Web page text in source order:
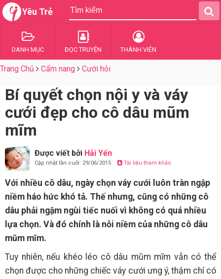
Yêu Trẻ
DANH MỤC ĐỌC TRUYỆN THÀNH VIÊN
Trang Chủ Cẩm nang Cưới hỏi
Bí quyết chọn nội y và váy
cưới đẹp cho cô dâu mũm
mĩm
Được viết bởi Hải Yến
Cập nhật lần cuối: 29/06/2015 Tài liệu tham khảo
Với nhiều cô dâu, ngày chọn váy cưới luôn tràn ngập
niềm háo hức khó tả. Thế nhưng, cũng có những cô
dâu phải ngậm ngùi tiếc nuối vì không có quá nhiều
lựa chọn. Và đó chính là nỗi niềm của những cô dâu
mũm mĩm.
Tuy nhiên, nếu khéo léo cô dâu mũm mĩm vẫn có thể
chọn được cho những chiếc váy cưới ưng ý, thậm chí có